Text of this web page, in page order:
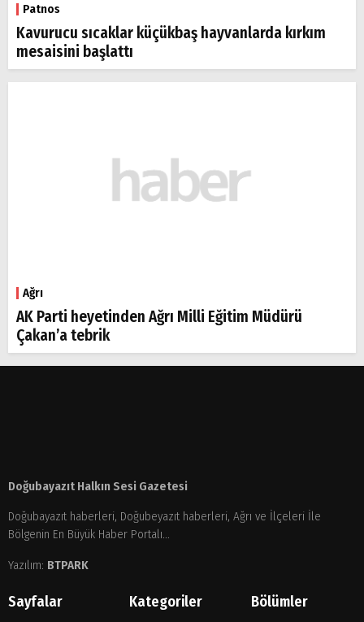
Patnos
Kavurucu sıcaklar küçükbaş hayvanlarda kırkım
mesaisini başlattı
Ağrı
AK Parti heyetinden Ağrı Milli Eğitim Müdürü
Çakan’a tebrik
Doğubayazıt Halkın Sesi Gazetesi
Doğubayazıt haberleri, Doğubeyazıt haberleri, Ağrı ve İlçeleri İle
Bölgenin En Büyük Haber Portalı...
Yazılım: BTPARK
Sayfalar Kategoriler Bölümler